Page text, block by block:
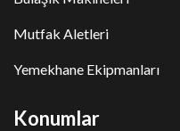
Mutfak Aletleri
Yemekhane Ekipmanları
Konumlar